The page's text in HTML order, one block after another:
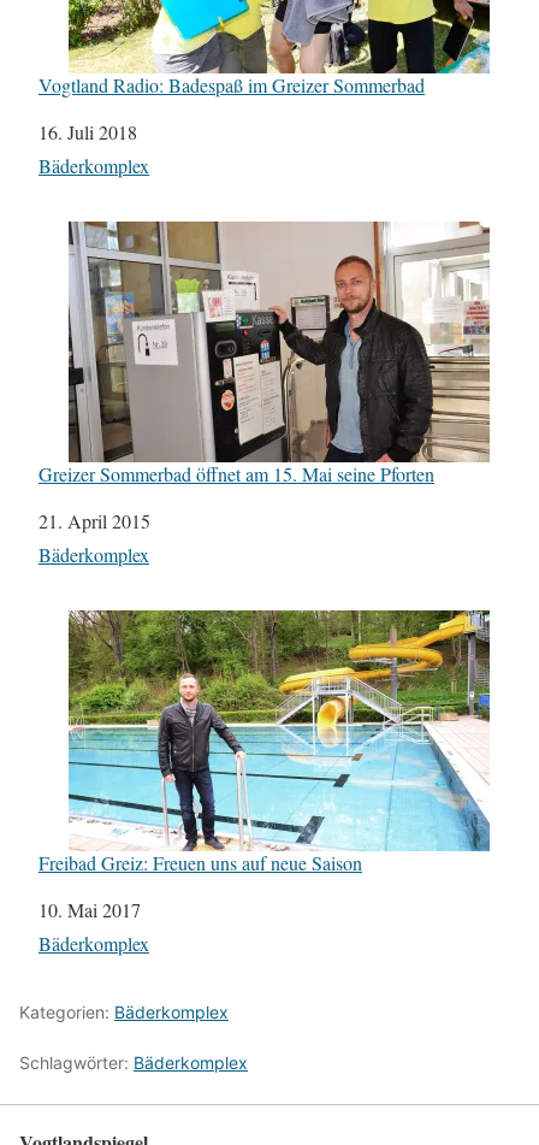
Vogtland Radio: Badespaß im Greizer Sommerbad
Datum
16. Juli 2018
In Bezug auf
Bäderkomplex
Greizer Sommerbad öffnet am 15. Mai seine Pforten
Datum
21. April 2015
In Bezug auf
Bäderkomplex
Freibad Greiz: Freuen uns auf neue Saison
Datum
10. Mai 2017
In Bezug auf
Bäderkomplex
Kategorien: Bäderkomplex
Schlagwörter: Bäderkomplex